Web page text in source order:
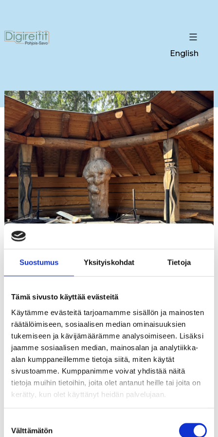
Suostumus Yksityiskohdat Tietoja
Tämä sivusto käyttää evästeitä
Käytämme evästeitä tarjoamamme sisällön ja mainosten
räätälöimiseen, sosiaalisen median ominaisuuksien
tukemiseen ja kävijämäärämme analysoimiseen. Lisäksi
jaamme sosiaalisen median, mainosalan ja analytiikka-
alan kumppaneillemme tietoja siitä, miten käytät
sivustoamme. Kumppanimme voivat yhdistää näitä
tietoja muihin tietoihin, joita olet antanut heille tai joita on
kerätty, kun olet käyttänyt heidän palvelujaan.
valinta
Välttämätön
English
Livestriimi suorana luonnosta
Digireitit Pohjois-Savo -hankkeessa olemme
toteuttaneet erilaisia digitaalisia luontoreittejä,
jotka on toteutettu 360-kameralla kuvaten.
Kohteina meillä on ollut Puijo, Tiilikkajärvi ja
Tahko. Näiden lisäksi toteutimme kansainväliselle
Puijon alueella lokakuussa 2024. Tavoitteenamme